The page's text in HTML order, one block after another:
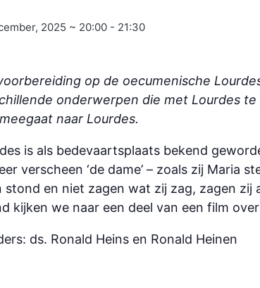
2025 ~ 20:00 - 21:30
op de oecumenische
onderwerpen die met Lourdes
naar Lourdes.
is als bedevaartsplaats bekend
verscheen ‘de dame’ – zoals zij Maria
stond en niet zagen wat zij zag, zagen
kijken we naar een deel van een film
ds. Ronald Heins en Ronald Heinen